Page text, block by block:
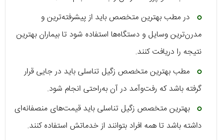
در مطب بهترین متخصص باید از پیشرفته‌ترین و
مدرن‌ترین وسایل و دستگاه‌ها استفاده شود تا بیماران بهترین
نتیجه را دریافت کنند.
مطب بهترین متخصص زگیل تناسلی باید در جایی قرار
گرفته باشد که رفت‌وآمد در آن به‌راحتی انجام شود.
بهترین متخصص زگیل تناسلی باید قیمت‌های منصفانه‌ای
داشته باشد تا همه افراد بتوانند از خدماتش استفاده کنند.